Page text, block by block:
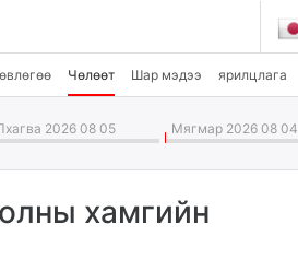
Чөлөөт Шар мэдээ ярилцлага
2026 08 05 Мягмар 2026 08 04
хамгийн